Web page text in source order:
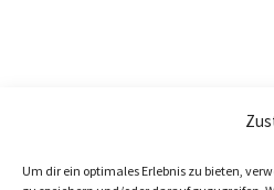
Um dir ein optimales Erlebnis zu bieten,